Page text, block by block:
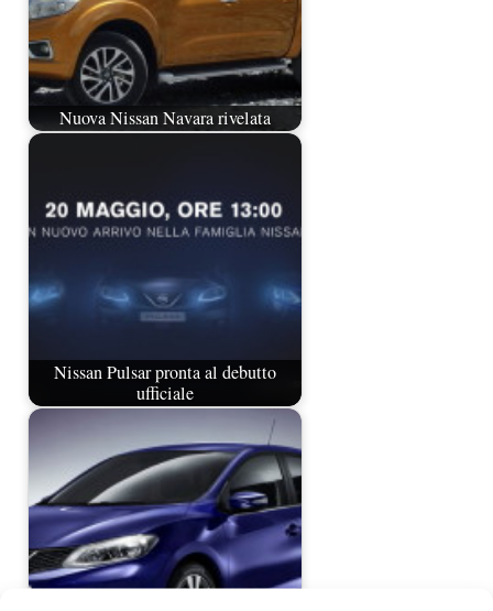
Nuova Nissan Navara rivelata
Nissan Pulsar pronta al debutto
ufficiale